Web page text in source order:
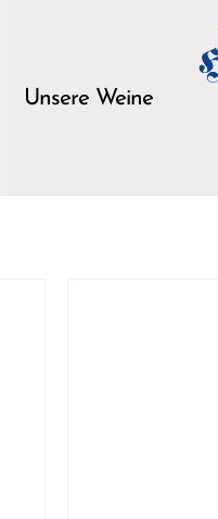
Unsere Weine